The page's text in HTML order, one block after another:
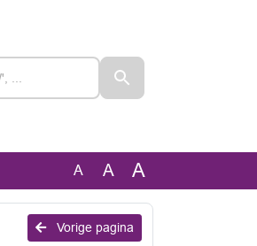
A A A
Vorige pagina